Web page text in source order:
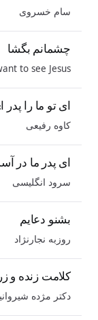
سام خسروی
چشمانم بگشا
to see Jesus
ای تو ما را پدر
کاوه رفیعی
ای پدر ما در
سرود انگلیسی
بشنو دعایم
روزبه نجارنژاد
کلامت زنده و
دکتر مژده